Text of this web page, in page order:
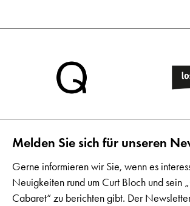
Melden Sie sich für unseren
Gerne informieren wir Sie, wenn es
Neuigkeiten rund um Curt Bloch und sein
Cabaret“ zu berichten gibt. Der